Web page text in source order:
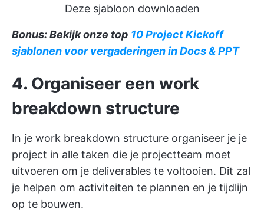
Deze sjabloon downloaden
Bonus: Bekijk onze top 10 Project Kickoff
sjablonen voor vergaderingen in Docs & PPT
4. Organiseer een work
breakdown structure
In je work breakdown structure organiseer je je
project in alle taken die je projectteam moet
uitvoeren om je deliverables te voltooien. Dit zal
je helpen om activiteiten te plannen en je tijdlijn
op te bouwen.